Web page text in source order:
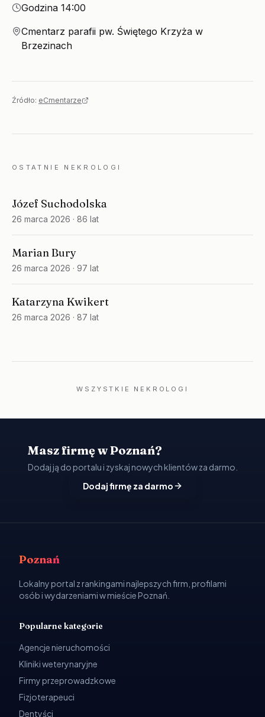
Godzina
Godzina 14:00
Miejsce
Cmentarz parafii pw. Świętego Krzyża w
Brzezinach
Źródło: eCmentarze
OSTATNIE NEKROLOGI
Józef Suchodolska
26 marca 2026 · 86 lat
Marian Bury
26 marca 2026 · 97 lat
Katarzyna Kwikert
26 marca 2026 · 87 lat
WSZYSTKIE NEKROLOGI
Masz firmę w Poznań?
Dodaj ją do portalu i zyskaj nowych klientów za darmo.
Dodaj firmę za darmo
Poznań
Lokalny portal z rankingami najlepszych firm, profilami
osób i wydarzeniami w mieście Poznań.
Popularne kategorie
Agencje nieruchomości
Kliniki weterynaryjne
Firmy przeprowadzkowe
Fizjoterapeuci
Dentyści